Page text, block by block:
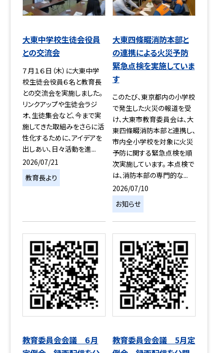
大東中学校生徒会役員
との交流会
７月１６日（木）に大東中学
校生徒会役員６名と教育長
との交流会を実施しました。
リンクアップや生徒会ラジ
オ、生徒集会など、今まで実
施してきた取組みをさらに活
性化するために、アイデアを
出しあい、日々活動を進...
2026/07/21
教育長より
大東四條畷消防本部と
の連携による火災予防
緊急点検を実施していま
す
このたび、東京都内の小学校
で発生した火災の報道を受
け、大東市教育委員会は、大
東四條畷消防本部と連携し、
市内全小学校を対象に火災
予防に関する緊急点検を順
次実施しています。 本点検で
は、消防本部の専門的な...
2026/07/10
お知らせ
教育委員会会議 ６月
教育委員会会議 5月定